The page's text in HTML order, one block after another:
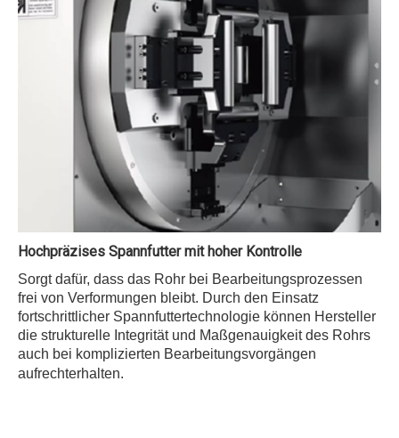
Hochpräzises Spannfutter mit hoher Kontrolle
Sorgt dafür, dass das Rohr bei Bearbeitungsprozessen
frei von Verformungen bleibt. Durch den Einsatz
fortschrittlicher Spannfuttertechnologie können Hersteller
die strukturelle Integrität und Maßgenauigkeit des Rohrs
auch bei komplizierten Bearbeitungsvorgängen
aufrechterhalten.